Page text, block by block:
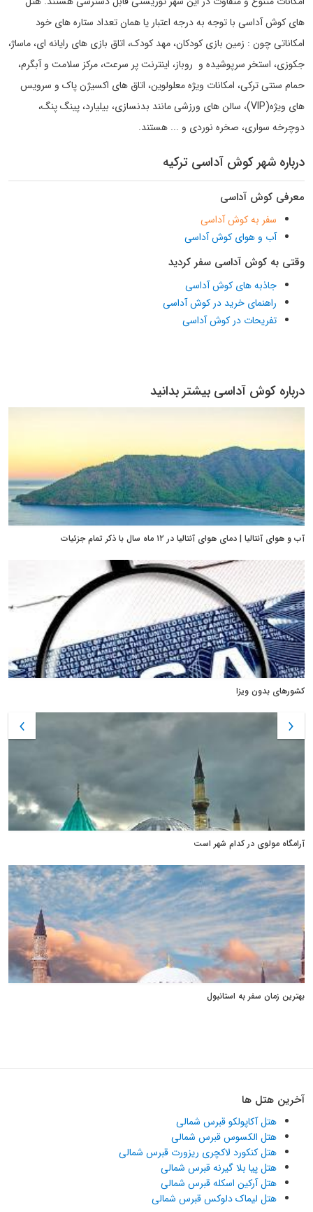
های کوش آداسی با توجه به درجه اعتبار یا همان تعداد ستاره های خود
امکاناتی چون : زمین بازی کودکان، مهد کودک، اتاق بازی های رایانه ای، ماساژ،
جکوزی، استخر سرپوشیده و روباز، اینترنت پر سرعت، مرکز سلامت و آبگرم،
حمام سنتی ترکی، امکانات ویژه معلولوین، اتاق های اکسیژن پاک و سرویس
های ویژه(VIP)، سالن های ورزشی مانند بدنسازی، بیلیارد، پینگ پنگ،
دوچرخه سواری، صخره نوردی و ... هستند.
درباره شهر کوش آداسی ترکیه
معرفی کوش آداسی
سفر به کوش آداسی
آب و هوای کوش آداسی
وقتی به کوش آداسی سفر کردید
جاذبه های کوش آداسی
راهنمای خرید در کوش آداسی
تفریحات در کوش آداسی
درباره کوش آداسی بیشتر بدانید
آب و هوای آنتالیا | دمای هوای آنتالیا در ۱۲ ماه سال با ذکر تمام جزئیات
کشورهای بدون ویزا
آرامگاه مولوی در کدام شهر است
بهترین زمان سفر به استانبول
آخرین هتل ها
هتل آکاپولکو قبرس شمالی
هتل الکسوس قبرس شمالی
هتل کنکورد لاکچری ریزورت قبرس شمالی
هتل پیا بلا گیرنه قبرس شمالی
هتل آرکین اسکله قبرس شمالی
هتل لیماک دلوکس قبرس شمالی